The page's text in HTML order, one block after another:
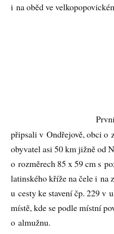
i na oběd ve
připsali v Ondřejově, obci o
obyvatel asi 50 km jižně od
o rozměrech 85 x 59 cm s
latinského kříže na čele i na
u cesty ke stavení čp. 229 v
místě, kde se podle místní
o almužnu.